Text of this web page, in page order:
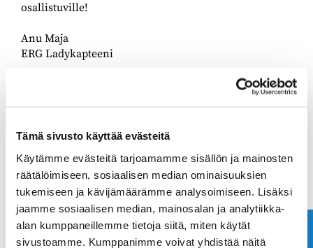
Tämä sivusto käyttää evästeitä
Käytämme evästeitä tarjoamamme sisällön ja mainosten
räätälöimiseen, sosiaalisen median ominaisuuksien
tukemiseen ja kävijämäärämme analysoimiseen. Lisäksi
jaamme sosiaalisen median, mainosalan ja analytiikka-
alan kumppaneillemme tietoja siitä, miten käytät
sivustoamme. Kumppanimme voivat yhdistää näitä
osallistuville!
Anu Maja
ERG Ladykapteeni